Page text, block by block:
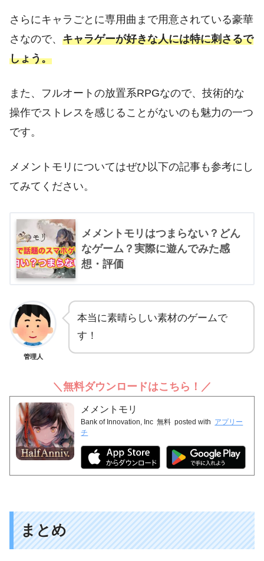
さらにキャラごとに専用曲まで用意されている豪華
さなので、 キャラゲーが好きな人には特に刺さるで
しょう。
また、フルオートの放置系RPGなので、技術的な
操作でストレスを感じることがないのも魅力の一つ
です。
メメントモリについてはぜひ以下の記事も参考にし
てみてください。
メメントモリはつまらない？どん
なゲーム？実際に遊んでみた感
想・評価
管理人
本当に素晴らしい素材のゲームで
す！
＼無料ダウンロードはこちら！／
メメントモリ
Bank of Innovation, Inc 無料 posted with アプリー
チ
まとめ